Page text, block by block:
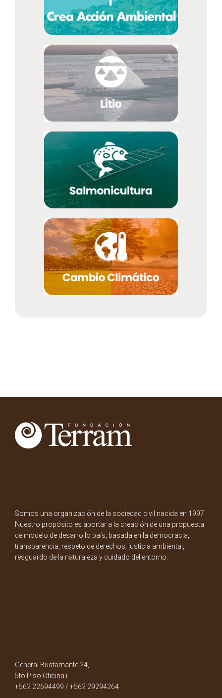
Somos una organización de la sociedad civil nacida en 1997.
Nuestro propósito es aportar a la creación de una propuesta
de modelo de desarrollo país, basada en la democracia,
transparencia, respeto de derechos, justicia ambiental,
resguardo de la naturaleza y cuidado del entorno.
General Bustamante 24,
5to Piso Oficina i.
+562 22694499 / +562 29294264